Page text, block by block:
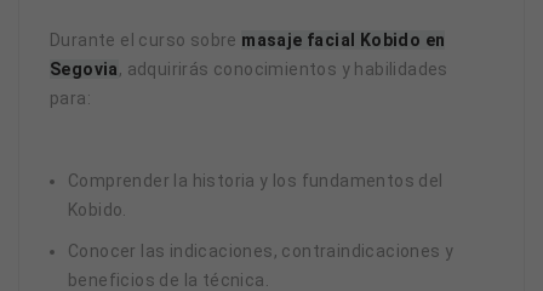
Durante el curso sobre masaje facial Kobido en
Segovia, adquirirás conocimientos y habilidades
para:
Comprender la historia y los fundamentos del
Kobido.
Conocer las indicaciones, contraindicaciones y
beneficios de la técnica.